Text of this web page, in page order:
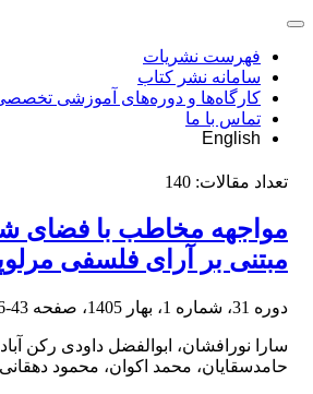
فهرست نشریات
سامانه نشر کتاب
کارگاه‌ها و دوره‌های آموزشی
تماس با ما
English
تعداد مقالات: 140
مواجهه مخاطب با فضای
مبتنی بر آرای فلسفی
دوره 31، شماره 1، بهار 1405، صفحه 43-56
سارا نورافشان، ابوالفضل داودی رکن
حامدسقایان، محمد اکوان، محمود